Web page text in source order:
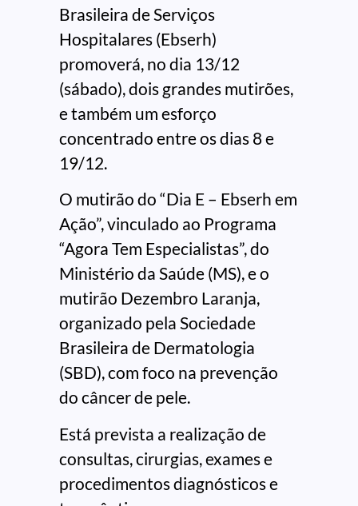
Brasileira de Serviços
Hospitalares (Ebserh)
promoverá, no dia 13/12
(sábado), dois grandes mutirões,
e também um esforço
concentrado entre os dias 8 e
19/12.
O mutirão do “Dia E – Ebserh em
Ação”, vinculado ao Programa
“Agora Tem Especialistas”, do
Ministério da Saúde (MS), e o
mutirão Dezembro Laranja,
organizado pela Sociedade
Brasileira de Dermatologia
(SBD), com foco na prevenção
do câncer de pele.
Está prevista a realização de
consultas, cirurgias, exames e
procedimentos diagnósticos e